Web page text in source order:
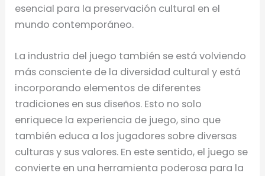
esencial para la preservación cultural en el
mundo contemporáneo.
La industria del juego también se está volviendo
más consciente de la diversidad cultural y está
incorporando elementos de diferentes
tradiciones en sus diseños. Esto no solo
enriquece la experiencia de juego, sino que
también educa a los jugadores sobre diversas
culturas y sus valores. En este sentido, el juego se
convierte en una herramienta poderosa para la